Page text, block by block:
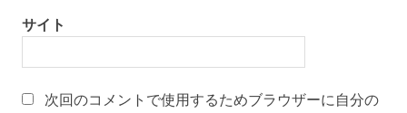
サイト
次回のコメントで使用するためブラウザーに自分の